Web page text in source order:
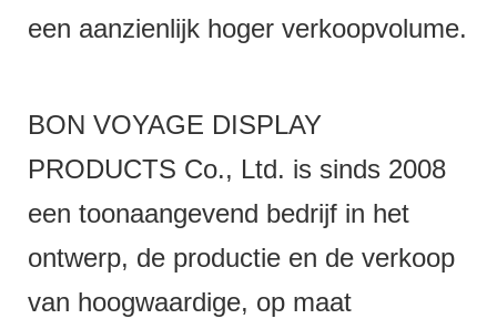
een aanzienlijk hoger verkoopvolume.
BON VOYAGE DISPLAY
PRODUCTS Co., Ltd. is sinds 2008
een toonaangevend bedrijf in het
ontwerp, de productie en de verkoop
van hoogwaardige, op maat